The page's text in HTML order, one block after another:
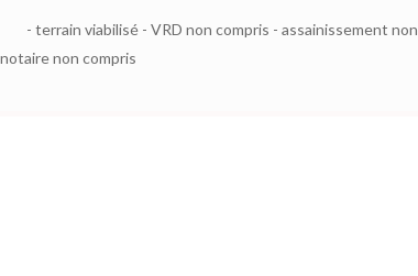
- terrain viabilisé - VRD non compris - assainissement non
non compris